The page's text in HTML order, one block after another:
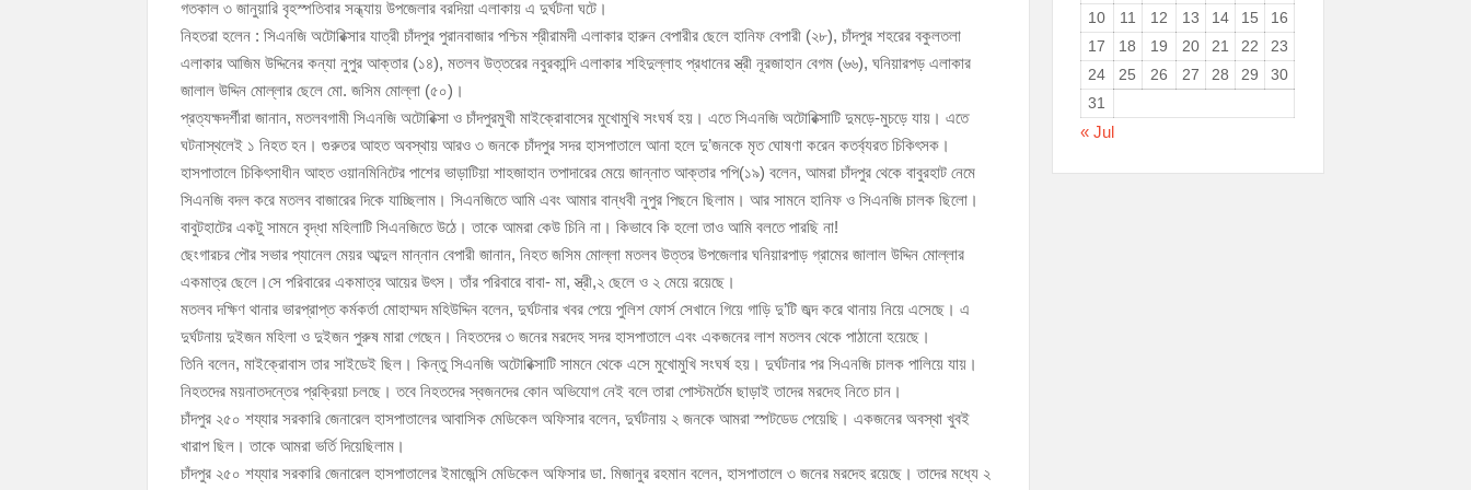
চাঁদপুর পৌরসভার ২০৫ কোটি টাকার বাজেট ঘোষণা
কচুয়ায় পৃথক অভিযানে ২০১ পিস ইয়াবা ও ৫০ গ্রাম গাঁজাসহ ৩ মাদক কারবারি গ্রেপ্তার
গতকাল ৩ জানুয়ারি বৃহস্পতিবার সন্ধ্যায় উপজেলার বরদিয়া এলাকায় এ দুর্ঘটনা ঘটে।
নিহতরা হলেন : সিএনজি অটোরিক্সার যাত্রী চাঁদপুর পুরানবাজার পশ্চিম শ্রীরামদী এলাকার হারুন বেপারীর ছেলে হানিফ বেপারী (২৮), চাঁদপুর শহরের বকুলতলা
এলাকার আজিম উদ্দিনের কন্যা নুপুর আক্তার (১৪), মতলব উত্তরের নবুরকান্দি এলাকার শহিদুল্লাহ প্রধানের স্ত্রী নূরজাহান বেগম (৬৬), ঘনিয়ারপড় এলাকার
জালাল উদ্দিন মোল্লার ছেলে মো. জসিম মোল্লা (৫০)।
প্রত্যক্ষদর্শীরা জানান, মতলবগামী সিএনজি অটোরিক্সা ও চাঁদপুরমুখী মাইক্রোবাসের মুখোমুখি সংঘর্ষ হয়। এতে সিএনজি অটোরিক্সাটি দুমড়ে-মুচড়ে যায়। এতে
ঘটনাস্থলেই ১ নিহত হন। গুরুতর আহত অবস্থায় আরও ৩ জনকে চাঁদপুর সদর হাসপাতালে আনা হলে দু’জনকে মৃত ঘোষণা করেন কতর্ব্যরত চিকিৎসক।
হাসপাতালে চিকিৎসাধীন আহত ওয়ানমিনিটের পাশের ভাড়াটিয়া শাহজাহান তপাদারের মেয়ে জান্নাত আক্তার পপি(১৯) বলেন, আমরা চাঁদপুর থেকে বাবুরহাট নেমে
সিএনজি বদল করে মতলব বাজারের দিকে যাচ্ছিলাম। সিএনজিতে আমি এবং আমার বান্ধবী নুপুর পিছনে ছিলাম। আর সামনে হানিফ ও সিএনজি চালক ছিলো।
বাবুটহাটের একটু সামনে বৃদ্ধা মহিলাটি সিএনজিতে উঠে। তাকে আমরা কেউ চিনি না। কিভাবে কি হলো তাও আমি বলতে পারছি না!
ছেংগারচর পৌর সভার প্যানেল মেয়র আব্দুল মান্নান বেপারী জানান, নিহত জসিম মোল্লা মতলব উত্তর উপজেলার ঘনিয়ারপাড় গ্রামের জালাল উদ্দিন মোল্লার
একমাত্র ছেলে।সে পরিবারের একমাত্র আয়ের উৎস। তাঁর পরিবারে বাবা- মা, স্ত্রী,২ ছেলে ও ২ মেয়ে রয়েছে।
মতলব দক্ষিণ থানার ভারপ্রাপ্ত কর্মকর্তা মোহাম্মদ মহিউদ্দিন বলেন, দুর্ঘটনার খবর পেয়ে পুলিশ ফোর্স সেখানে গিয়ে গাড়ি দু’টি জব্দ করে থানায় নিয়ে এসেছে। এ
দুর্ঘটনায় দুইজন মহিলা ও দুইজন পুরুষ মারা গেছেন। নিহতদের ৩ জনের মরদেহ সদর হাসপাতালে এবং একজনের লাশ মতলব থেকে পাঠানো হয়েছে।
তিনি বলেন, মাইক্রোবাস তার সাইডেই ছিল। কিন্তু সিএনজি অটোরিক্সাটি সামনে থেকে এসে মুখোমুখি সংঘর্ষ হয়। দুর্ঘটনার পর সিএনজি চালক পালিয়ে যায়।
নিহতদের ময়নাতদন্তের প্রক্রিয়া চলছে। তবে নিহতদের স্বজনদের কোন অভিযোগ নেই বলে তারা পোস্টমর্টেম ছাড়াই তাদের মরদেহ নিতে চান।
চাঁদপুর ২৫০ শয্যার সরকারি জেনারেল হাসপাতালের আবাসিক মেডিকেল অফিসার বলেন, দুর্ঘটনায় ২ জনকে আমরা স্পটডেড পেয়েছি। একজনের অবস্থা খুবই
খারাপ ছিল। তাকে আমরা ভর্তি দিয়েছিলাম।
চাঁদপুর ২৫০ শয্যার সরকারি জেনারেল হাসপাতালের ইমাজেন্সি মেডিকেল অফিসার ডা. মিজানুর রহমান বলেন, হাসপাতালে ৩ জনের মরদেহ রয়েছে। তাদের মধ্যে ২
10
11 12 13 14 15
16
17
18 19 20 21 22
23
24
25 26 27 28 29
30
31
« Jul